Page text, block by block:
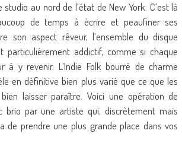
au nord de l’état de New York. C’est là
de temps à écrire et peaufiner ses
son aspect rêveur, l’ensemble du disque
particulièrement addictif, comme si chaque
à y revenir. L’Indie Folk bourré de charme
en définitive bien plus varié que ce que les
laisser paraître. Voici une opération de
brio par une artiste qui, discrètement mais
de prendre une plus grande place dans vos